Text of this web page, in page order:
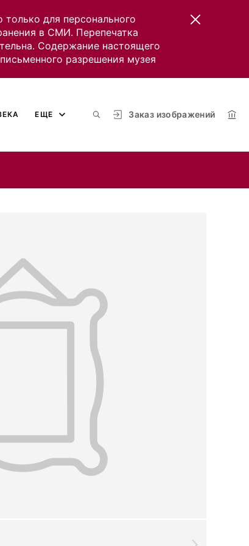
для персонального
в СМИ. Перепечатка
Содержание настоящего
разрешения музея
Заказ изображений
ЕЩЕ